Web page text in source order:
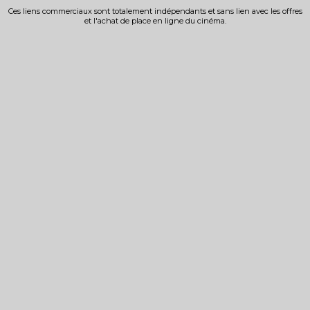
Ces liens commerciaux sont totalement indépendants et sans lien avec les offres
et l'achat de place en ligne du cinéma.